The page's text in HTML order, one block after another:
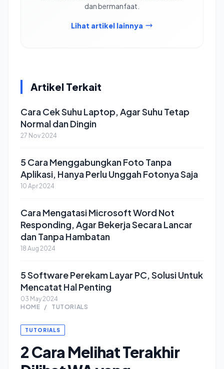
dan bermanfaat.
Lihat artikel lainnya
Artikel Terkait
Cara Cek Suhu Laptop, Agar Suhu Tetap
Normal dan Dingin
27 Nov 2024
5 Cara Menggabungkan Foto Tanpa
Aplikasi, Hanya Perlu Unggah Fotonya Saja
10 Apr 2024
Cara Mengatasi Microsoft Word Not
Responding, Agar Bekerja Secara Lancar
dan Tanpa Hambatan
18 Aug 2024
5 Software Perekam Layar PC, Solusi Untuk
Mencatat Hal Penting
03 May 2024
HOME / TUTORIALS
TUTORIALS
2 Cara Melihat Terakhir